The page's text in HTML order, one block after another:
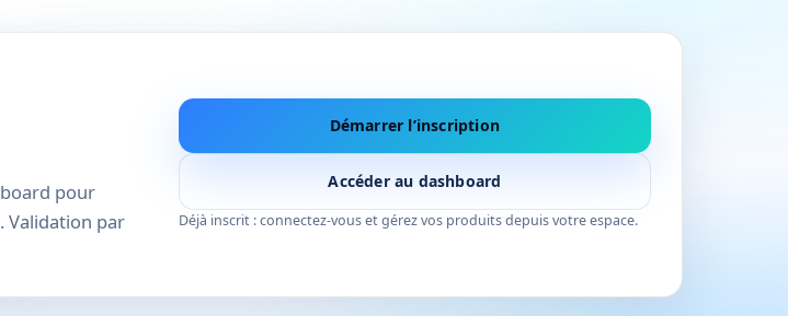
pour
Validation par
Démarrer l’inscription
Accéder au dashboard
Déjà inscrit : connectez-vous et gérez vos produits depuis votre espace.